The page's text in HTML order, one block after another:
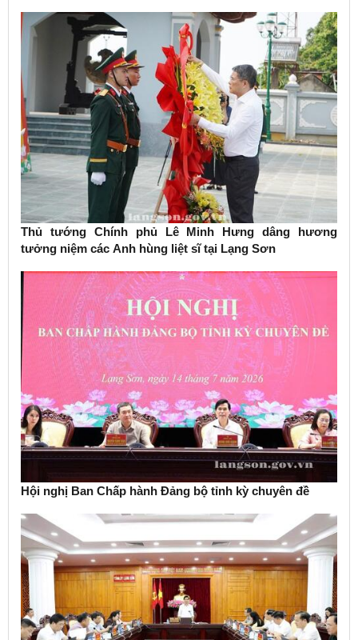
Thủ tướng Chính phủ Lê Minh Hưng dâng hương
tưởng niệm các Anh hùng liệt sĩ tại Lạng Sơn
Hội nghị Ban Chấp hành Đảng bộ tỉnh kỳ chuyên đề